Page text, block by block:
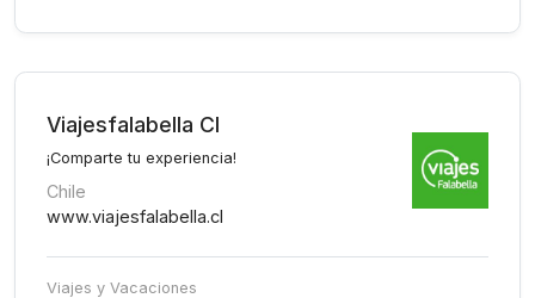
Viajesfalabella Cl
¡Comparte tu experiencia!
Chile
www.viajesfalabella.cl
Viajes y Vacaciones